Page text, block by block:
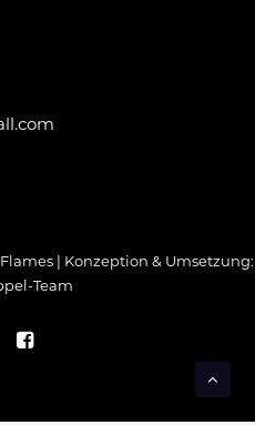
| Konzeption & Umsetzung:
Team